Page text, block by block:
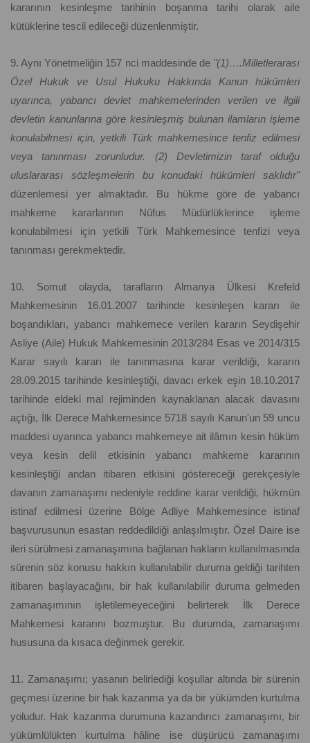
kararının kesinleşme tarihinin boşanma tarihi olarak aile
kütüklerine tescil edileceği düzenlenmiştir.
9. Aynı Yönetmeliğin 157 nci maddesinde de "(1)….Milletlerarası
Özel Hukuk ve Usul Hukuku Hakkında Kanun hükümleri
uyarınca, yabancı devlet mahkemelerinden verilen ve ilgili
devletin kanunlarına göre kesinleşmiş bulunan ilamların işleme
konulabilmesi için, yetkili Türk mahkemesince tenfiz edilmesi
veya tanınması zorunludur. (2) Devletimizin taraf olduğu
uluslararası sözleşmelerin bu konudaki hükümleri saklıdır"
düzenlemesi yer almaktadır. Bu hükme göre de yabancı
mahkeme kararlarının Nüfus Müdürlüklerince işleme
konulabilmesi için yetkili Türk Mahkemesince tenfizi veya
tanınması gerekmektedir.
10. Somut olayda, tarafların Almanya Ülkesi Krefeld
Mahkemesinin 16.01.2007 tarihinde kesinleşen kararı ile
boşandıkları, yabancı mahkemece verilen kararın Seydişehir
Asliye (Aile) Hukuk Mahkemesinin 2013/284 Esas ve 2014/315
Karar sayılı kararı ile tanınmasına karar verildiği, kararın
28.09.2015 tarihinde kesinleştiği, davacı erkek eşin 18.10.2017
tarihinde eldeki mal rejiminden kaynaklanan alacak davasını
açtığı, İlk Derece Mahkemesince 5718 sayılı Kanun'un 59 uncu
maddesi uyarınca yabancı mahkemeye ait ilâmın kesin hüküm
veya kesin delil etkisinin yabancı mahkeme kararının
kesinleştiği andan itibaren etkisini göstereceği gerekçesiyle
davanın zamanaşımı nedeniyle reddine karar verildiği, hükmün
istinaf edilmesi üzerine Bölge Adliye Mahkemesince istinaf
başvurusunun esastan reddedildiği anlaşılmıştır. Özel Daire ise
ileri sürülmesi zamanaşımına bağlanan hakların kullanılmasında
sürenin söz konusu hakkın kullanılabilir duruma geldiği tarihten
itibaren başlayacağını, bir hak kullanılabilir duruma gelmeden
zamanaşımının işletilemeyeceğini belirterek İlk Derece
Mahkemesi kararını bozmuştur. Bu durumda, zamanaşımı
hususuna da kısaca değinmek gerekir.
11. Zamanaşımı; yasanın belirlediği koşullar altında bir sürenin
geçmesi üzerine bir hak kazanma ya da bir yükümden kurtulma
yoludur. Hak kazanma durumuna kazandırıcı zamanaşımı, bir
yükümlülükten kurtulma hâline ise düşürücü zamanaşımı